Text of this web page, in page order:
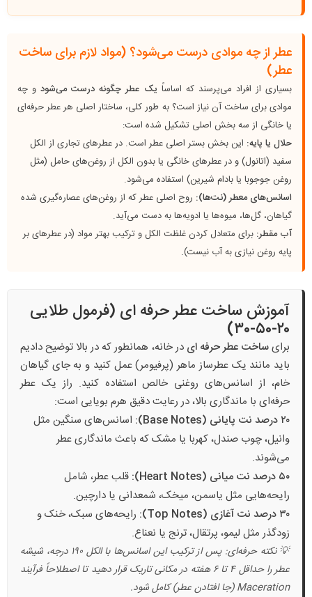
عطر از چه موادی درست می‌شود؟ (مواد لازم برای ساخت
عطر)
بسیاری از افراد می‌پرسند که اساساً یک عطر چگونه درست می‌شودو چه
موادی برای ساخت آن نیاز است؟ به طور کلی، ساختار اصلی هر عطر حرفه‌ای
یا خانگی از سه بخش اصلی تشکیل شده است:
حلال یا پایه: این بخش بستر اصلی عطر است. در عطرهای تجاری از الکل
سفید (اتانول) و در عطرهای خانگی یا بدون الکل از روغن‌های حامل (مثل
روغن جوجوبا یا بادام شیرین) استفاده می‌شود.
اسانس‌های معطر (نت‌ها): روح اصلی عطر که از روغن‌های عصاره‌گیری شده
گیاهان، گل‌ها، میوه‌ها یا ادویه‌ها به دست می‌آید.
آب مقطر: برای متعادل کردن غلظت الکل و ترکیب بهتر مواد (در عطرهای بر
پایه روغن نیازی به آب نیست).
آموزش ساخت عطر حرفه ای (فرمول طلایی
۲۰-۵۰-۳۰)
برایساخت عطر حرفه ای در خانه، همانطور که در بالا توضیح دادیم
باید مانند یک عطرساز ماهر (پرفیومر) عمل کنید و به جای گیاهان
خام، از اسانس‌های روغنی خالص استفاده کنید. راز یک عطر
حرفه‌ای با ماندگاری بالا، در رعایت دقیق هرم بویایی است:
۲۰ درصد نت پایانی (Base Notes):
اسانس‌های سنگین مثل
وانیل، چوب صندل، کهربا یا مشک که باعث ماندگاری عطر
می‌شوند.
۵۰ درصد نت میانی (Heart Notes):
قلب عطر، شامل
رایحه‌هایی مثل یاسمن، میخک، شمعدانی یا دارچین.
۳۰ درصد نت آغازی (Top Notes):
رایحه‌های سبک، خنک و
زودگذر مثل لیمو، پرتقال، ترنج یا نعناع.
💡 نکته حرفه‌ای: پس از ترکیب این اسانس‌ها با الکل ۱۹۰ درجه، شیشه
عطر را حداقل ۴ تا ۶ هفته در مکانی تاریک قرار دهید تا اصطلاحاً فرآیند
Maceration (جا افتادن عطر) کامل شود.